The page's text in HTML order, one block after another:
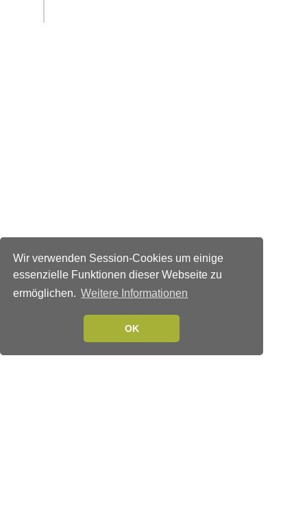
Wir verwenden Session-Cookies um einige
essenzielle Funktionen dieser Webseite zu
ermöglichen. Weitere Informationen
OK